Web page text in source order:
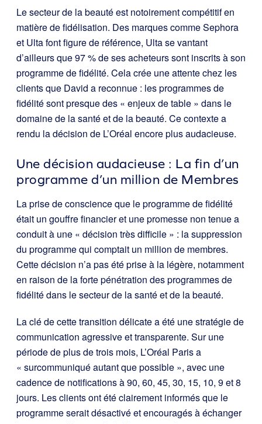
Le secteur de la beauté est notoirement compétitif en
matière de fidélisation. Des marques comme Sephora
et Ulta font figure de référence, Ulta se vantant
d’ailleurs que 97 % de ses acheteurs sont inscrits à son
programme de fidélité. Cela crée une attente chez les
clients que David a reconnue : les programmes de
fidélité sont presque des « enjeux de table » dans le
domaine de la santé et de la beauté. Ce contexte a
rendu la décision de L’Oréal encore plus audacieuse.
Une décision audacieuse : La fin d’un
programme d’un million de Membres
La prise de conscience que le programme de fidélité
était un gouffre financier et une promesse non tenue a
conduit à une « décision très difficile » : la suppression
du programme qui comptait un million de membres.
Cette décision n’a pas été prise à la légère, notamment
en raison de la forte pénétration des programmes de
fidélité dans le secteur de la santé et de la beauté.
La clé de cette transition délicate a été une stratégie de
communication agressive et transparente. Sur une
période de plus de trois mois, L’Oréal Paris a
« surcommuniqué autant que possible », avec une
cadence de notifications à 90, 60, 45, 30, 15, 10, 9 et 8
jours. Les clients ont été clairement informés que le
programme serait désactivé et encouragés à échanger